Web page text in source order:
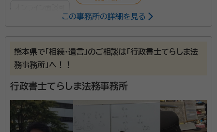
牧 加壽登（まき かずと）
行政書士、宅建士、トータル・ライフ・コン
サルタント
相続・遺言・終活全般・終活全般の仕事をする中で、一般
社団法人地域再生・百年ライフサポート協会羅針盤を設
立して地域貢献・社会貢献へ向けたボランティア活動を
行いながら、人生100年時代をサポートし、新しい未来
この事務所の詳細を見る
熊本県で「相続・遺言」のご相談は「行政書士てらしま法
務事務所」へ！！
行政書士てらしま法務事務所